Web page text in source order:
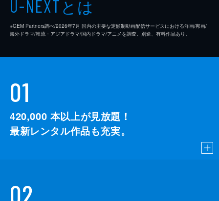
U-NEXTとは
※GEM Partners調べ/2026年7⽉ 国内の主要な定額制動画配信サービスにおける洋画/邦画/
海外ドラマ/韓流・アジアドラマ/国内ドラマ/アニメを調査。別途、有料作品あり。
01
420,000 本以上が見放題！
最新レンタル作品も充実。
02